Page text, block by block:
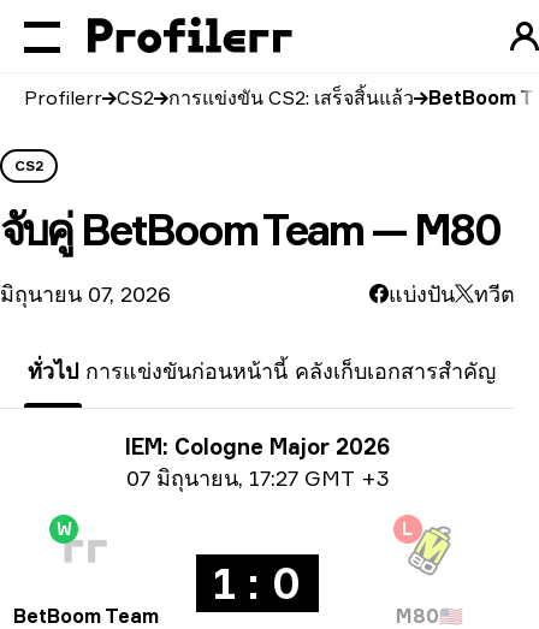
Profilerr CS2 การแข่งขัน CS2: เสร็จสิ้นแล้ว BetBoom
CS2
จับคู่ BetBoom Team — M80
มิถุนายน 07, 2026 แบ่งปัน ทวีต
ทั่วไป การแข่งขันก่อนหน้านี้ คลังเก็บเอกสารสำคัญ
ข้อมูลการแข่งขันIEM: Cologne Major 2026
07 มิถุนายน, 17:27 GMT +3
W
BetBoom Team
1 : 0
L
M80🇺🇸